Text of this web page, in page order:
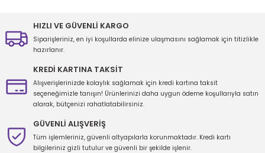
Ürün resmi kalitesiz, bozuk veya görüntülenemiyor.
Ürün bilgilerinde hatalar bulunuyor.
Ürün fiyatı diğer sitelerden daha pahalı.
HIZLI VE GÜVENLİ KARGO
Siparişleriniz, en iyi koşullarda elinize ulaşmasını sağlamak için titizlikle
hazırlanır.
KREDİ KARTINA TAKSİT
Alışverişlerinizde kolaylık sağlamak için kredi kartına taksit
seçeneğimizle tanışın! Ürünlerinizi daha uygun ödeme koşullarıyla satın
alarak, bütçenizi rahatlatabilirsiniz.
GÜVENLİ ALIŞVERİŞ
Tüm işlemleriniz, güvenli altyapılarla korunmaktadır. Kredi kartı
bilgileriniz gizli tutulur ve güvenli bir şekilde işlenir.